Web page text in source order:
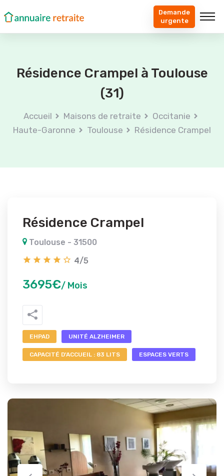
Demande
urgente
Résidence Crampel à Toulouse
(31)
Accueil Maisons de retraite
Occitanie
Haute-Garonne
Toulouse Résidence Crampel
Résidence Crampel
Toulouse - 31500
4/5
3695€/ Mois
EHPAD UNITÉ ALZHEIMER
CAPACITÉ D'ACCUEIL : 83 LITS ESPACES VERTS